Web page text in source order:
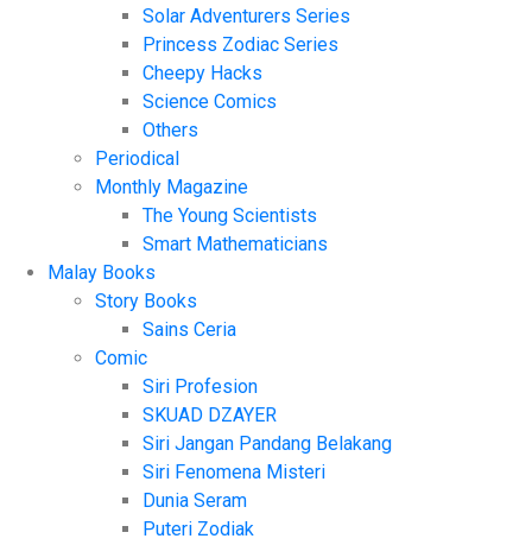
Solar Adventurers Series
Princess Zodiac Series
Cheepy Hacks
Science Comics
Others
Periodical
Monthly Magazine
The Young Scientists
Smart Mathematicians
Malay Books
Story Books
Sains Ceria
Comic
Siri Profesion
SKUAD DZAYER
Siri Jangan Pandang Belakang
Siri Fenomena Misteri
Dunia Seram
Puteri Zodiak